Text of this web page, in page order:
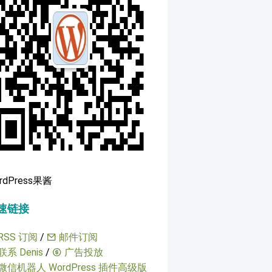
果酱
链接
订阅 /
邮件订阅
系 Denis /
广告投放
信机器人 WordPress 插件高级版